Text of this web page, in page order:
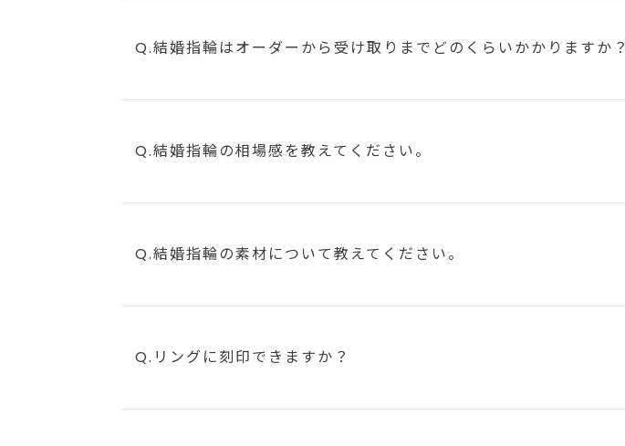
Q.結婚指輪はオーダーから受け取りまで どのくらいかかりますか？
Q.結婚指輪の相場感を教えてください。
Q.結婚指輪の素材について教えてください。
Q.リングに刻印できますか？